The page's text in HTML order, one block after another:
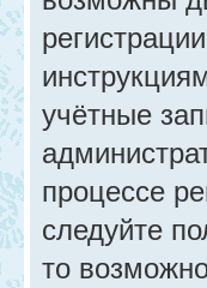
учётные
процессе
следуйте
то